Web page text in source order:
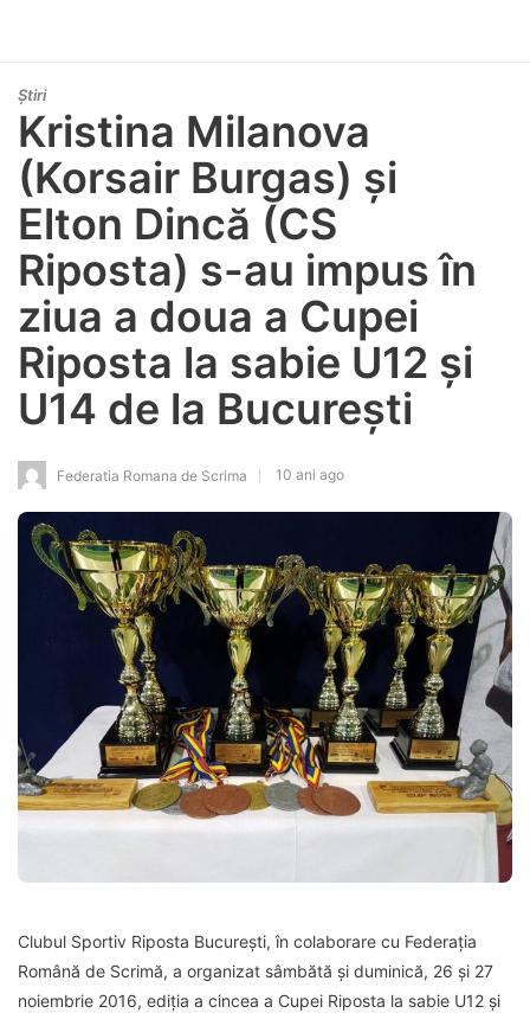
Știri
Kristina Milanova
(Korsair Burgas) și
Elton Dincă (CS
Riposta) s-au impus în
ziua a doua a Cupei
Riposta la sabie U12 și
U14 de la București
Federatia Romana de Scrima 10 ani ago
Clubul Sportiv Riposta București, în colaborare cu Federația
Română de Scrimă, a organizat sâmbătă și duminică, 26 și 27
noiembrie 2016, ediția a cincea a Cupei Riposta la sabie U12 și